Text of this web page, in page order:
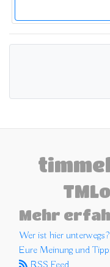
Mehr
Wer ist hier unterwegs?
Eure Meinung und